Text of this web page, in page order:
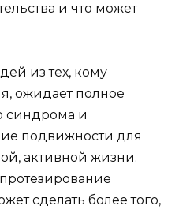
и что может
из тех, кому
ожидает полное
синдрома и
подвижности для
активной жизни.
сделать более того,